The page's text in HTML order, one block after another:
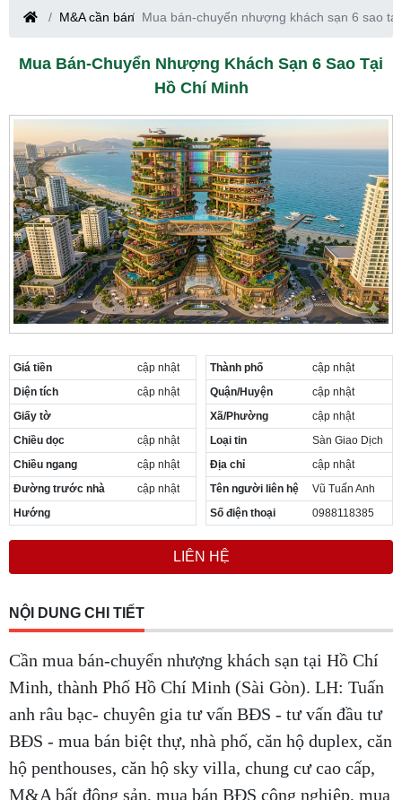
Cần thuê MBKD tại Phường Cầu Giấy
Cần thuê MBKD tại Phường Thanh Xuân
Cần thuê MBKD tại Phường Hà Đông
Cần thuê MBKD tại Phường Hoàng Mai
Cần thuê MBKD tại Phường Yên Hòa
Cần thuê MBKD tại Phường Nghĩa Độ
Cần thuê MBKD tại Phường Phương Liệt
Cần thuê MBKD tại Phường Khương Đình
Cần thuê MBKD tại Phường Yên Sở
Cần thuê MBKD tại Phường Hoàng Liệt
Cần thuê MBKD tại Phường Định Công
Cần thuê MBKD tại Phường Tương Mai
Cần thuê MBKD tại Phường Vĩnh Hưng
Cần thuê MBKD tại Phường Lĩnh Nam
Cần thuê MBKD tại Phường Hồng Hà
Cần thuê MBKD tại Phường Văn Miếu
Cần thuê MBKD tại Phường Kim Liên
Cần thuê MBKD tại Phường Bạch Mai
Cần thuê MBKD tại Phường Vĩnh Tuy
M&A cần bán Mua bán-chuyển nhượng khách sạn 6 sao
Mua Bán-Chuyển Nhượng Khách Sạn 6 Sao Tại
Hồ Chí Minh
Giá tiền
cập nhật
Diện tích
cập nhật
Giấy tờ
Chiều dọc
cập nhật
Chiều ngang
cập nhật
Đường trước nhà
cập nhật
Hướng
Thành phố
cập nhật
Quận/Huyện
cập nhật
Xã/Phường
cập nhật
Loại tin
Sàn Giao Dịch
Địa chỉ
cập nhật
Tên người liên hệ
Vũ Tuấn Anh
Số điện thoại
0988118385
LIÊN HỆ
NỘI DUNG CHI TIẾT
Cần mua bán-chuyển nhượng khách sạn tại Hồ Chí
Minh, thành Phố Hồ Chí Minh (Sài Gòn). LH: Tuấn
anh râu bạc- chuyên gia tư vấn BĐS - tư vấn đầu tư
BĐS - mua bán biệt thự, nhà phố, căn hộ duplex, căn
hộ penthouses, căn hộ sky villa, chung cư cao cấp,
M&A bất động sản, mua bán BĐS công nghiệp, mua